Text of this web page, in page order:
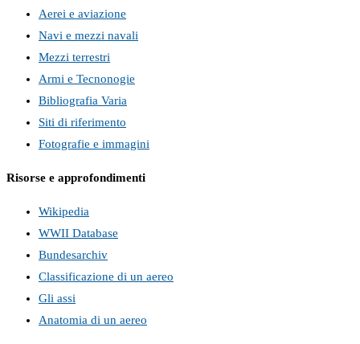
Aerei e aviazione
Navi e mezzi navali
Mezzi terrestri
Armi e Tecnonogie
Bibliografia Varia
Siti di riferimento
Fotografie e immagini
Risorse e approfondimenti
Wikipedia
WWII Database
Bundesarchiv
Classificazione di un aereo
Gli assi
Anatomia di un aereo